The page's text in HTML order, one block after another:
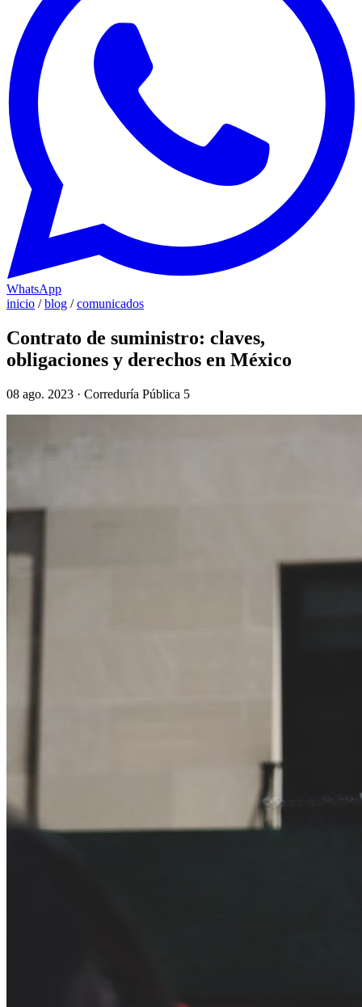
WhatsApp
inicio / blog / comunicados
Contrato de suministro: claves,
obligaciones y derechos en México
08 ago. 2023 · Correduría Pública 5